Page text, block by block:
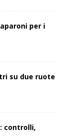
per i
su due ruote
controlli,